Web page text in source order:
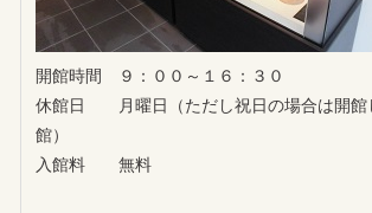
開館時間 ９：００～１６：３０
休館日 月曜日（ただし祝日の場合は開館
館）
入館料 無料